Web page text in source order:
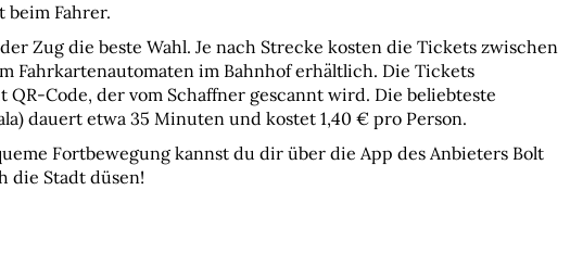
beim Fahrer.
Zug die beste Wahl. Je nach Strecke kosten die Tickets zwischen
Fahrkartenautomaten im Bahnhof erhältlich. Die Tickets
Code, der vom Schaffner gescannt wird. Die beliebteste
dauert etwa 35 Minuten und kostet 1,40 € pro Person.
Fortbewegung kannst du dir über die App des Anbieters Bolt
die Stadt düsen!